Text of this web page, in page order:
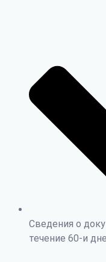
Сведения о
течение 60-и